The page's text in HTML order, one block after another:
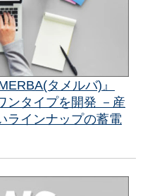
タメルバ)』
ンタイプを開発 －産
ラインナップの蓄電